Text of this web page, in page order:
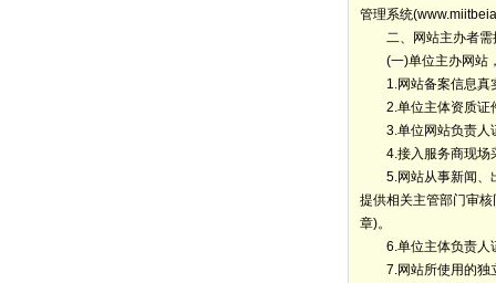
管理系统
二、网站主办者需
(一)单位主办网站，
1.网站备案信息真
2.单位主体资质证件
3.单位网站负责人证
4.接入服务商现场
5.网站从事新闻、出
提供相关主管部门审
章)。
6.单位主体负责人证
7.网站所使用的独